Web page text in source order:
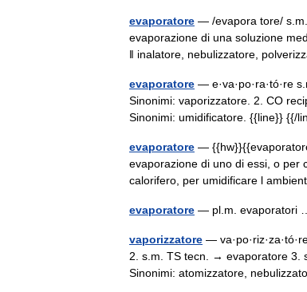
evaporatore — /evapora tore/
evaporazione di una soluzione
‖ inalatore, nebulizzatore,
evaporatore — e·va·po·ra·tó·re
Sinonimi: vaporizzatore. 2. CO
Sinonimi: umidificatore. {{line}}
evaporatore —
evaporazione di uno di essi, o per
calorifero, per umidificare l
evaporatore — pl.m. evaporatori
vaporizzatore —
2. s.m. TS tecn. → evaporatore 3.
Sinonimi: atomizzatore,